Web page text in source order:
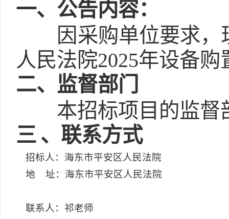
一、公告内容：
因采购单位要求，
人民法院2025年设备
二、监督部门
本招标项目的监督
三 、联系方式
招标人：海东市平安区人民法院
地 址：海东市平安区人民法院
联系人：祁老师